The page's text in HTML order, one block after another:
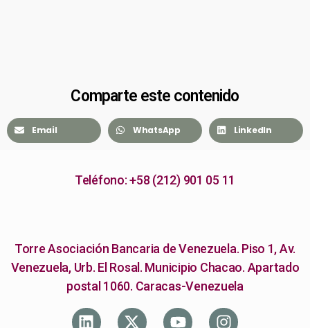
Comparte este contenido
Email WhatsApp LinkedIn
Teléfono: +58 (212) 901 05 11
Torre Asociación Bancaria de Venezuela. Piso 1, Av.
Venezuela, Urb. El Rosal. Municipio Chacao. Apartado
postal 1060. Caracas-Venezuela